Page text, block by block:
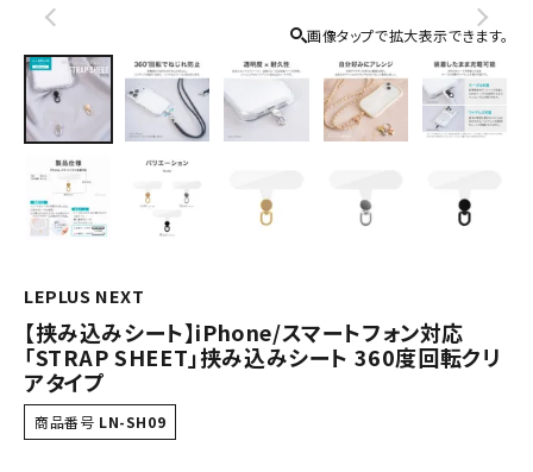
画像タップで拡大表示できます。
LEPLUS NEXT
【挟み込みシート】iPhone/スマートフォン対応
「STRAP SHEET」挟み込みシート 360度回転クリ
アタイプ
商品番号 LN-SH09